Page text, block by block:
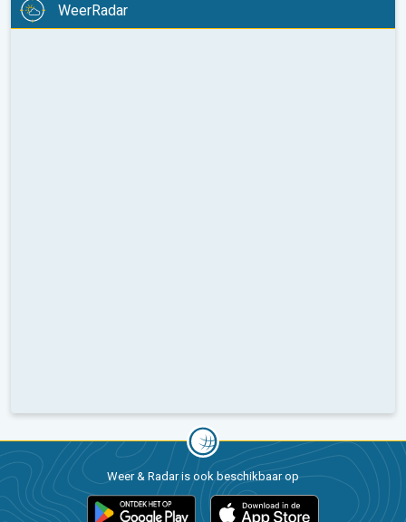
WeerRadar
Weer & Radar is ook beschikbaar op